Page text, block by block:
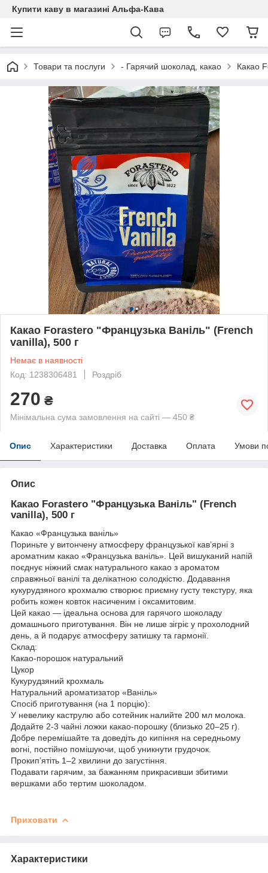
Купити каву в магазині Альфа-Кава
Товари та послуги - Гарячий шоколад, какао Какао
Какао Forastero "Французька Ваніль" (French
vanilla), 500 г
Немає в наявності
Код: 1238306481
Роздріб
270 ₴
Мінімальна сума замовлення на сайті — 450 ₴
Опис Характеристики Доставка Оплата Умови
Опис
Какао Forastero "Французька Ваніль" (French
vanilla), 500 г
Какао «Французька ваніль»
Пориньте у витончену атмосферу французької кав’ярні з
ароматним какао «Французька ваніль». Цей вишуканий напій
поєднує ніжний смак натурального какао з ароматом
справжньої ванілі та делікатною солодкістю. Додавання
кукурудзяного крохмалю створює приємну густу текстуру, яка
робить кожен ковток насиченим і оксамитовим.
Цей какао — ідеальна основа для гарячого шоколаду
домашнього приготування. Він не лише зігріє у прохолодний
день, а й подарує атмосферу затишку та гармонії.
Склад:
Какао-порошок натуральний
Цукор
Кукурудзяний крохмаль
Натуральний ароматизатор «Ваніль»
Спосіб приготування (на 1 порцію):
У невелику каструлю або сотейник налийте 200 мл молока.
Додайте 2-3 чайні ложки какао-порошку (близько 20–25 г).
Добре перемішайте та доведіть до кипіння на середньому
вогні, постійно помішуючи, щоб уникнути грудочок.
Прокип’ятіть 1–2 хвилини до загустіння.
Подавати гарячим, за бажанням прикрасивши збитими
вершками або тертим шоколадом.
Приховати
Характеристики